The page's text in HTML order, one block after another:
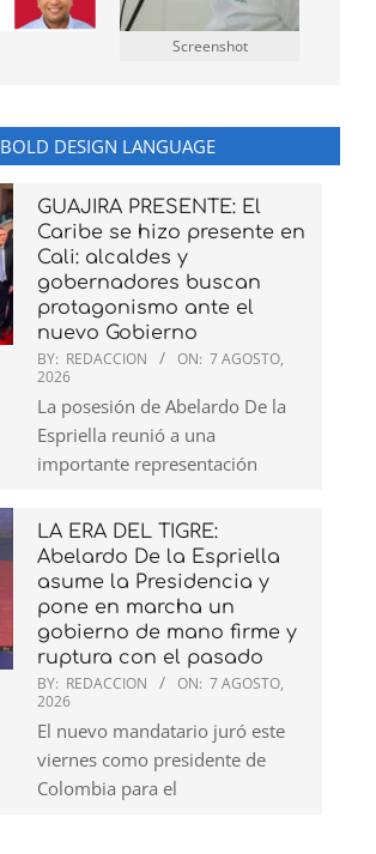
Screenshot
BOLD DESIGN LANGUAGE
GUAJIRA PRESENTE: El
Caribe se hizo presente en
Cali: alcaldes y
gobernadores buscan
protagonismo ante el
nuevo Gobierno
BY: REDACCION ON: 7 AGOSTO,
2026
La posesión de Abelardo De la
Espriella reunió a una
importante representación
LA ERA DEL TIGRE:
Abelardo De la Espriella
asume la Presidencia y
pone en marcha un
gobierno de mano firme y
ruptura con el pasado
BY: REDACCION ON: 7 AGOSTO,
2026
El nuevo mandatario juró este
viernes como presidente de
Colombia para el